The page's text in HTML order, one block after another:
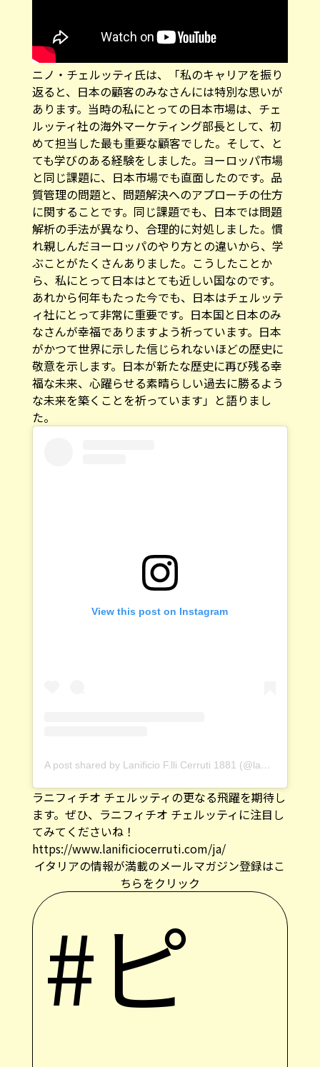
ニノ・チェルッティ氏は、「私のキャリアを振り
返ると、日本の顧客のみなさんには特別な思いが
あります。当時の私にとっての日本市場は、チェ
ルッティ社の海外マーケティング部長として、初
めて担当した最も重要な顧客でした。そして、と
ても学びのある経験をしました。ヨーロッパ市場
と同じ課題に、日本市場でも直面したのです。品
質管理の問題と、問題解決へのアプローチの仕方
に関することです。同じ課題でも、日本では問題
解析の手法が異なり、合理的に対処しました。慣
れ親しんだヨーロッパのやり方との違いから、学
ぶことがたくさんありました。こうしたことか
ら、私にとって日本はとても近しい国なのです。
あれから何年もたった今でも、日本はチェルッテ
ィ社にとって非常に重要です。日本国と日本のみ
なさんが幸福でありますよう祈っています。日本
がかつて世界に示した信じられないほどの歴史に
敬意を示します。日本が新たな歴史に再び残る幸
福な未来、心躍らせる素晴らしい過去に勝るよう
な未来を築くことを祈っています」と語りまし
た。
View this post on Instagram
A post shared by Lanificio F.lli Cerruti 1881 (@lanificiocerruti)
ラニフィチオ チェルッティの更なる飛躍を期待し
ます。ぜひ、ラニフィチオ チェルッティに注目し
てみてくださいね！
https://www.lanificiocerruti.com/ja/
イタリアの情報が満載のメールマガジン登録はこ
ちらをクリック
#ピ